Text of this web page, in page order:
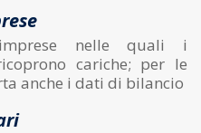
nelle quali i
cariche; per le
anche i dati di bilancio